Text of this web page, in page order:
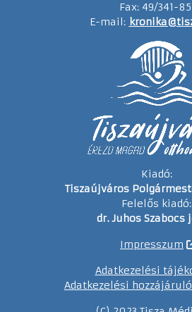
Fax: 49/341-
E-mail:
Kiadó:
Tiszaújváros
Felelős kiadó:
dr. Juhos Szabocs
Impresszum
Adatkezelési
Adatkezelési